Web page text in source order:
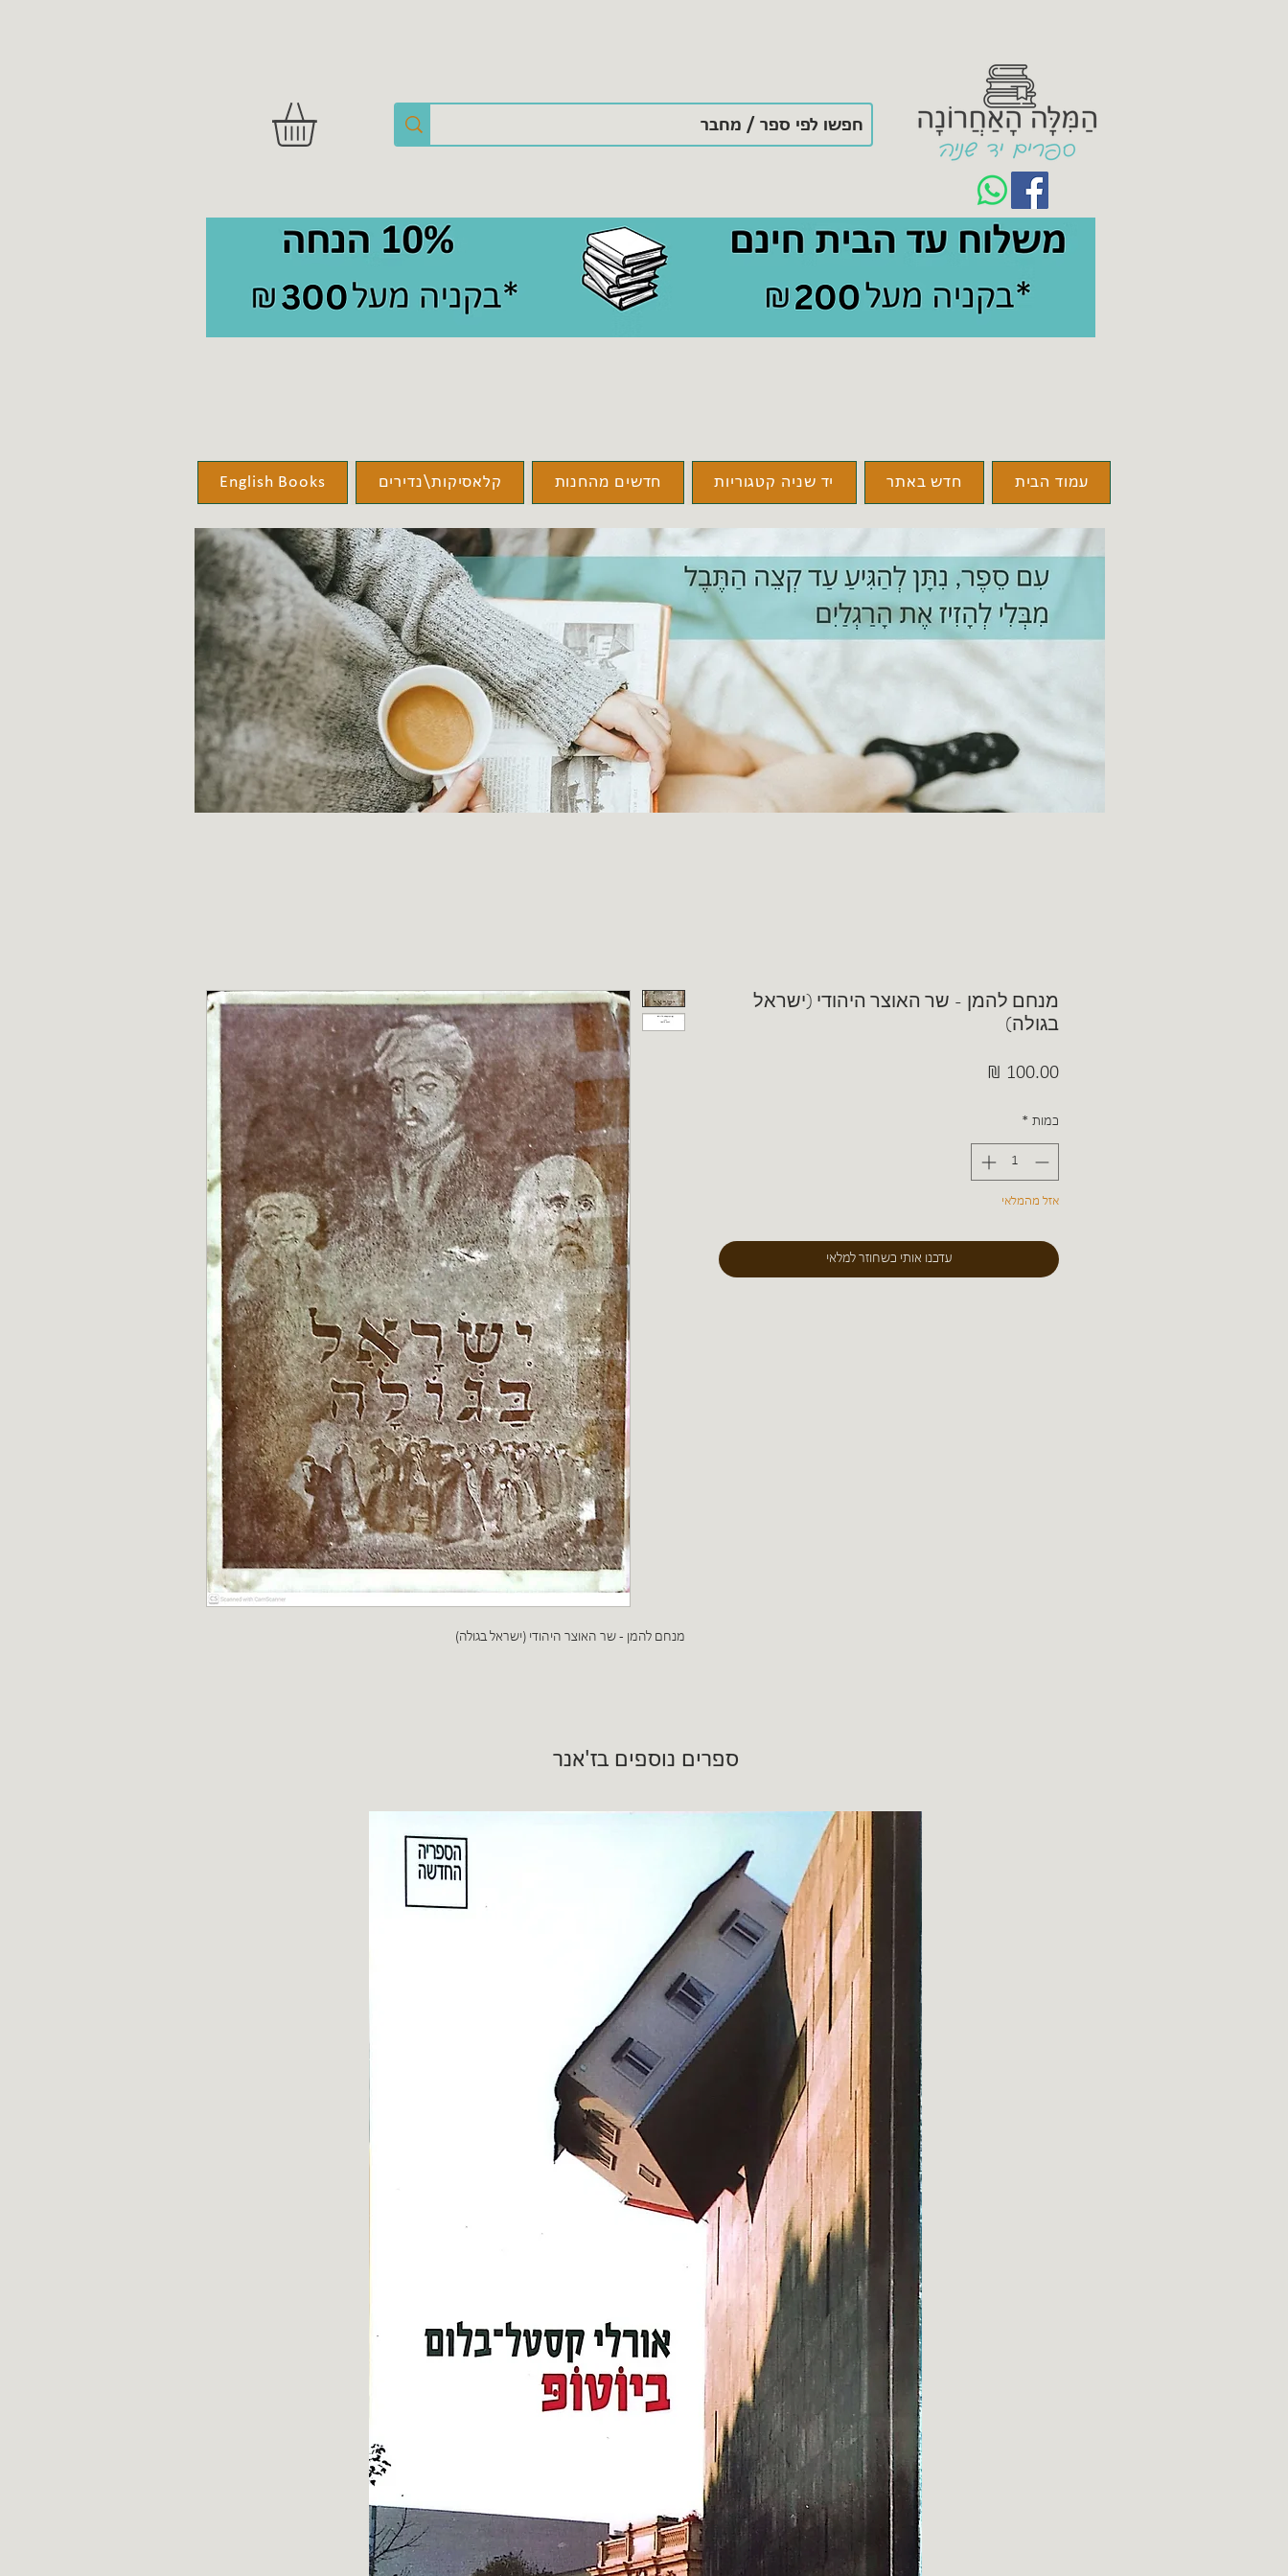
עמוד הבית חדש באתר יד שניה קטגוריות חדשים מהחנות קלאסיקות\נדירים English Books
מנחם להמן - שר האוצר היהודי (ישראל בגולה)
מנחם להמן - שר האוצר היהודי (ישראל
בגולה)
כמות *
אזל מהמלאי
עדכנו אותי כשחוזר למלאי
ספרים נוספים בז'אנר